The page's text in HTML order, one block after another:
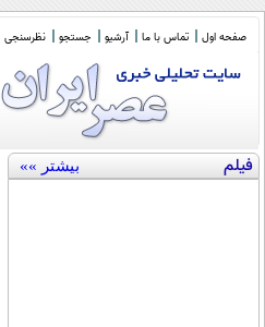
صفحه اول تماس با ما آرشیو جستجو نظرسنجی
فیلم بیشتر »»